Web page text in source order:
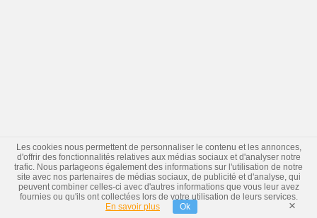
Les cookies nous permettent de personnaliser le contenu et les annonces,
d'offrir des fonctionnalités relatives aux médias sociaux et d'analyser notre
trafic. Nous partageons également des informations sur l'utilisation de notre
site avec nos partenaires de médias sociaux, de publicité et d'analyse, qui
peuvent combiner celles-ci avec d'autres informations que vous leur avez
fournies ou qu'ils ont collectées lors de votre utilisation de leurs services.
En savoir plus
Ok ×